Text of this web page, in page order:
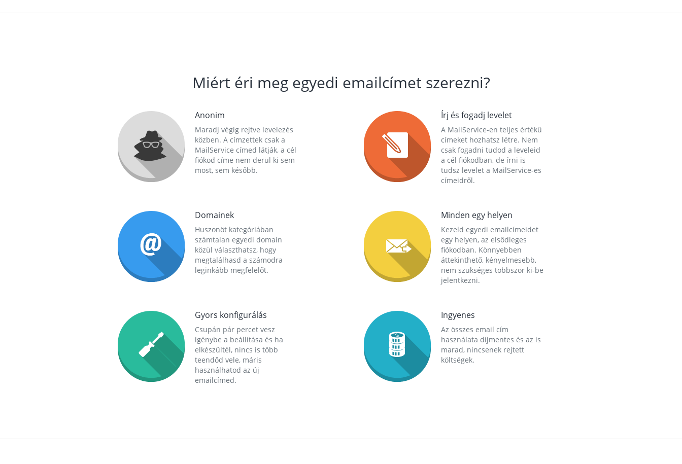
Miért éri meg egyedi emailcímet szerezni?
Anonim
Maradj végig rejtve levelezés
közben. A címzettek csak a
MailService címed látják, a cél
fiókod címe nem derül ki sem
most, sem később.
Írj és fogadj levelet
A MailService-en teljes értékű
címeket hozhatsz létre. Nem
csak fogadni tudod a leveleid
a cél fiókodban, de írni is
tudsz levelet a MailService-es
címeidről.
Domainek
Huszonöt kategóriában
számtalan egyedi domain
közül választhatsz, hogy
megtalálhasd a számodra
leginkább megfelelőt.
Minden egy helyen
Kezeld egyedi emailcímeidet
egy helyen, az elsődleges
fiókodban. Könnyebben
áttekinthető, kényelmesebb,
nem szükséges többször ki-be
jelentkezni.
Gyors konfigurálás
Csupán pár percet vesz
igénybe a beállítása és ha
elkészültél, nincs is több
teendőd vele, máris
használhatod az új
emailcímed.
Ingyenes
Az összes email cím
használata díjmentes és az is
marad, nincsenek rejtett
költségek.